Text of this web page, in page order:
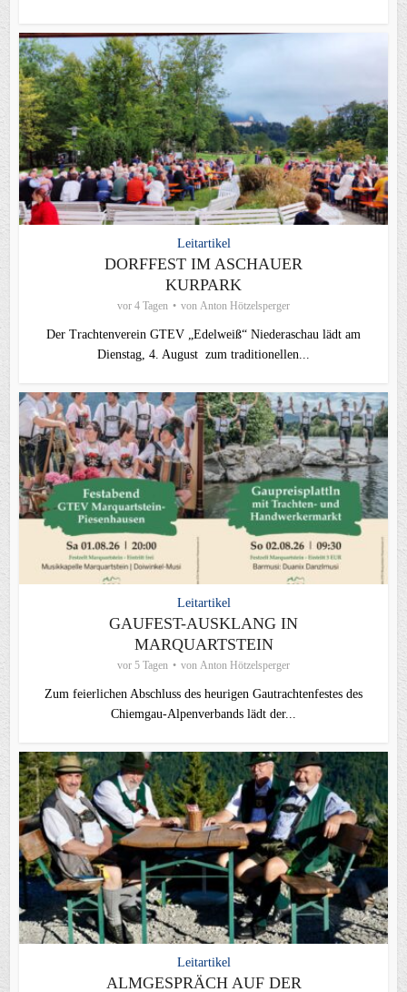
Leitartikel
DORFFEST IM ASCHAUER
KURPARK
vor 4 Tagen von Anton Hötzelsperger
Der Trachtenverein GTEV „Edelweiß“ Niederaschau lädt am
Dienstag, 4. August zum traditionellen...
Leitartikel
GAUFEST-AUSKLANG IN
MARQUARTSTEIN
vor 5 Tagen von Anton Hötzelsperger
Zum feierlichen Abschluss des heurigen Gautrachtenfestes des
Chiemgau‑Alpenverbands lädt der...
Leitartikel
ALMGESPRÄCH AUF DER